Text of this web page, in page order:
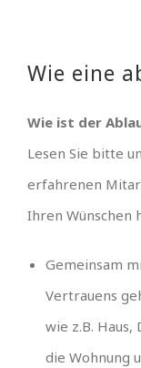
Wie eine
Wie ist der
Lesen Sie bitte
erfahrenen
Ihren Wünschen
Gemeinsam
Vertrauens
wie z.B. Haus,
die Wohnung